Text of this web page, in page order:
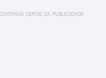
DEPOIS DA PUBLICIDADE